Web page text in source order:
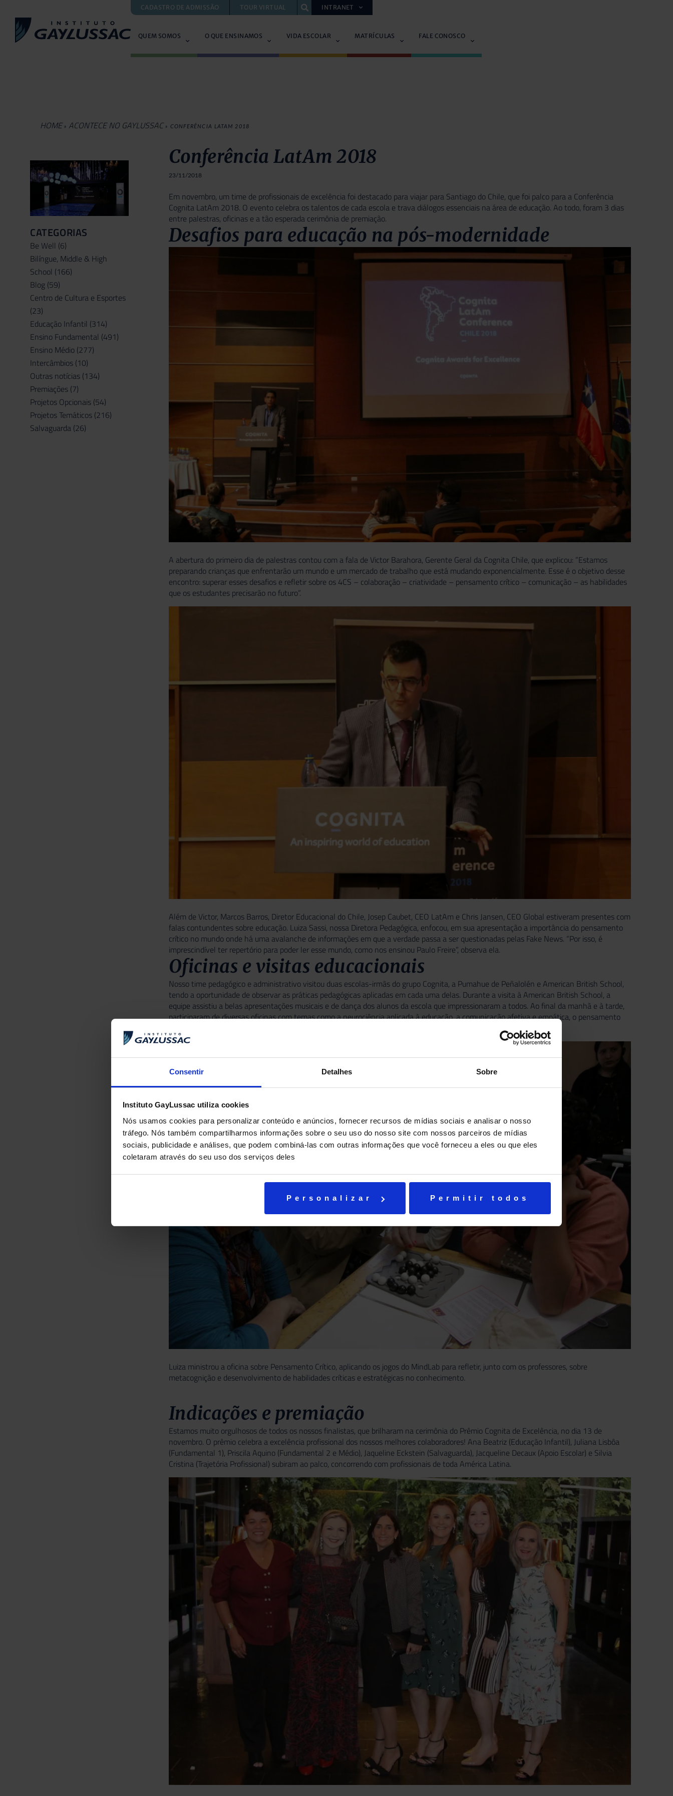
Consentir Detalhes Sobre
Instituto GayLussac utiliza cookies
Nós usamos cookies para personalizar conteúdo e anúncios, fornecer recursos de mídias sociais e analisar o nosso
tráfego. Nós também compartilharmos informações sobre o seu uso do nosso site com nossos parceiros de mídias
sociais, publicidade e análises, que podem combiná-las com outras informações que você forneceu a eles ou que eles
coletaram através do seu uso dos serviços deles
Personalizar Permitir todos
CADASTRO DE ADMISSÃO TOUR VIRTUAL INTRANET
QUEM SOMOS O QUE ENSINAMOS VIDA ESCOLAR MATRÍCULAS FALE CONOSCO
HOME » ACONTECE NO GAYLUSSAC » CONFERÊNCIA LATAM 2018
CATEGORIAS
Be Well (6)
Bilíngue, Middle & High
School (166)
Blog (59)
Centro de Cultura e Esportes
(23)
Educação Infantil (314)
Ensino Fundamental (491)
Ensino Médio (277)
Intercâmbios (10)
Outras notícias (134)
Premiações (7)
Projetos Opcionais (54)
Projetos Temáticos (216)
Salvaguarda (26)
Conferência LatAm 2018
23/11/2018
Em novembro, um time de profissionais de excelência foi destacado para viajar para Santiago do Chile, que foi palco para a Conferência
Cognita LatAm 2018. O evento celebra os talentos de cada escola e trava diálogos essenciais na área de educação. Ao todo, foram 3 dias
entre palestras, oficinas e a tão esperada cerimônia de premiação.
Desafios para educação na pós-modernidade
A abertura do primeiro dia de palestras contou com a fala de Victor Barahora, Gerente Geral da Cognita Chile, que explicou: ”Estamos
preparando crianças que enfrentarão um mundo e um mercado de trabalho que está mudando exponencialmente. Esse é o objetivo desse
encontro: superar esses desafios e refletir sobre os 4CS – colaboração – criatividade – pensamento crítico – comunicação – as habilidades
que os estudantes precisarão no futuro”.
Além de Victor, Marcos Barros, Diretor Educacional do Chile, Josep Caubet, CEO LatAm e Chris Jansen, CEO Global estiveram presentes com
falas contundentes sobre educação. Luiza Sassi, nossa Diretora Pedagógica, enfocou, em sua apresentação a importância do pensamento
crítico no mundo onde há uma avalanche de informações em que a verdade passa a ser questionadas pelas Fake News. “Por isso, é
imprescindível ter repertório para poder ler esse mundo, como nos ensinou Paulo Freire”, observa ela.
Oficinas e visitas educacionais
Nosso time pedagógico e administrativo visitou duas escolas-irmãs do grupo Cognita, a Pumahue de Peñalolén e American British School,
tendo a oportunidade de observar as práticas pedagógicas aplicadas em cada uma delas. Durante a visita à American British School, a
equipe assistiu a belas apresentações musicais e de dança dos alunos da escola que impressionaram a todos. Ao final da manhã e à tarde,
participaram de diversas oficinas com temas como a neurociência aplicada à educação, a comunicação afetiva e empática, o pensamento
Luiza ministrou a oficina sobre Pensamento Crítico, aplicando os jogos do MindLab para refletir, junto com os professores, sobre
metacognição e desenvolvimento de habilidades críticas e estratégicas no conhecimento.
Indicações e premiação
Estamos muito orgulhosos de todos os nossos finalistas, que brilharam na cerimônia do Prêmio Cognita de Excelência, no dia 13 de
novembro. O prêmio celebra a excelência profissional dos nossos melhores colaboradores! Ana Beatriz (Educação Infantil), Juliana Lisbôa
(Fundamental 1), Priscila Aquino (Fundamental 2 e Médio), Jaqueline Eckstein (Salvaguarda), Jacqueline Decaux (Apoio Escolar) e Silvia
Cristina (Trajetória Profissional) subiram ao palco, concorrendo com profissionais de toda América Latina.